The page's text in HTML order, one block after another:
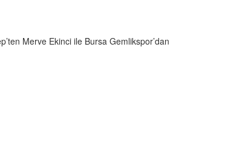
Merve Ekinci ile Bursa Gemlikspor’dan